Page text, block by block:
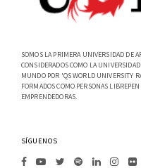
SOMOS LA PRIMERA UNIVERSIDAD DE
CONSIDERADOS COMO LA
MUNDO POR 'QS WORLD UNIVERSITY
FORMADOS COMO PERSONAS
EMPRENDEDORAS.
SÍGUENOS